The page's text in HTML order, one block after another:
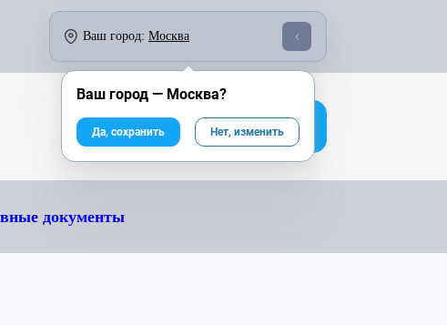
до 18:00:
495 246-04-43
По России бесплатно:
8 800 333-25-40
Ваш город: Москва
На сайт компании
документы
Ваш город — Москва?
Да, сохранить Нет, изменить